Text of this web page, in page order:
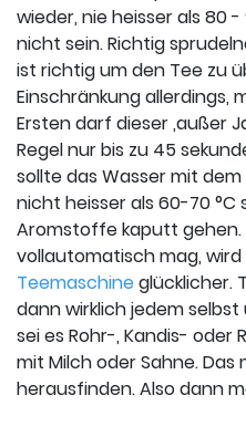
wieder, nie heisser als 80
nicht sein. Richtig
ist richtig um den Tee zu
Einschränkung allerdings,
Ersten darf dieser ,außer
Regel nur bis zu 45
sollte das Wasser mit
nicht heisser als 60-70 °C
Aromstoffe kaputt gehen.
vollautomatisch mag,
Teemaschineglücklicher.
dann wirklich jedem selbst
sei es Rohr-, Kandis- oder
mit Milch oder Sahne. Das
herausfinden. Also dann